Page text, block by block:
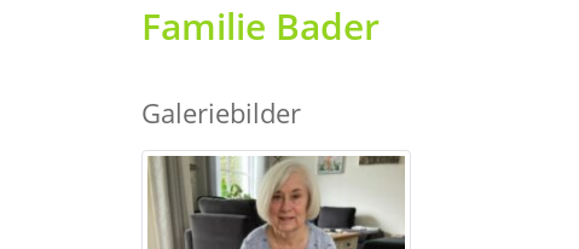
Familie Bader
Galeriebilder